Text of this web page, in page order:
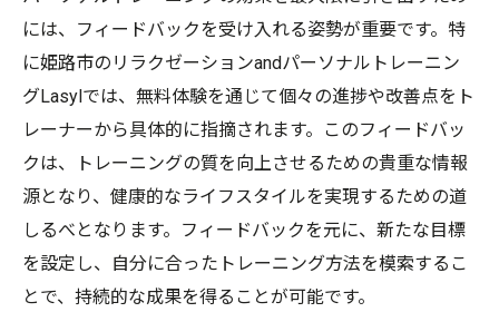
には、フィードバックを受け入れる姿勢が重要です。特
に姫路市のリラクゼーションandパーソナルトレーニン
グLasylでは、無料体験を通じて個々の進捗や改善点をト
レーナーから具体的に指摘されます。このフィードバッ
クは、トレーニングの質を向上させるための貴重な情報
源となり、健康的なライフスタイルを実現するための道
しるべとなります。フィードバックを元に、新たな目標
を設定し、自分に合ったトレーニング方法を模索するこ
とで、持続的な成果を得ることが可能です。